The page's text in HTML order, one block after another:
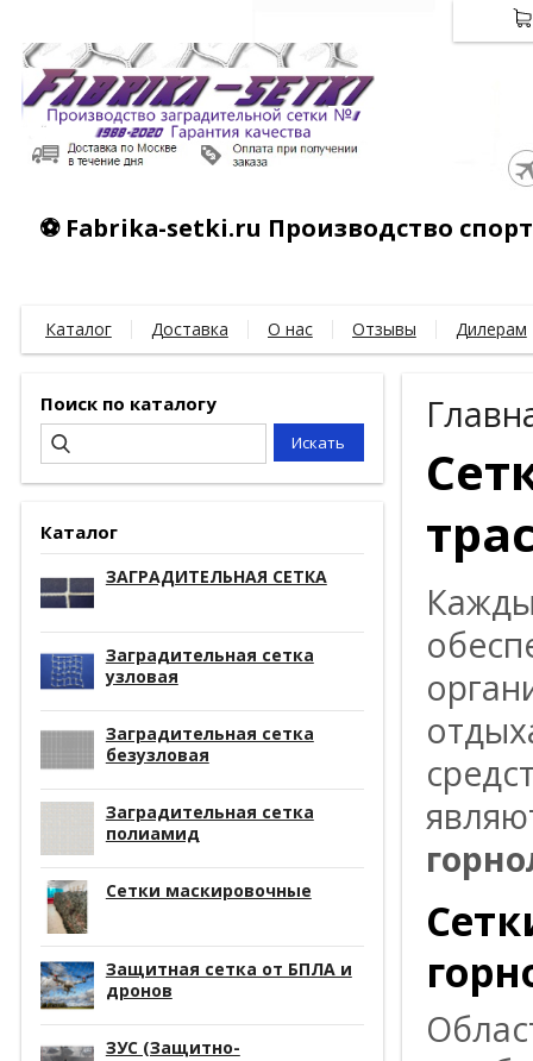
⚽ Fabrika-setki.ru Производство
Каталог Доставка О нас Отзывы Дилерам
Поиск по каталогу
Каталог
ЗАГРАДИТЕЛЬНАЯ СЕТКА
Заградительная сетка
узловая
Заградительная сетка
безузловая
Заградительная сетка
полиамид
Сетки маскировочные
Защитная сетка от БПЛА и
дронов
ЗУС (Защитно-